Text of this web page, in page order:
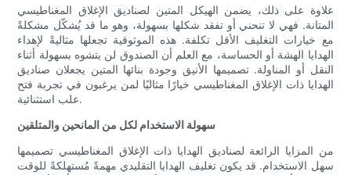
علاوة على ذلك، يضمن الهيكل المتين لصناديق الإغلاق المغناطيسي
المتانة. فهي لا تنحني أو تفقد شكلها بسهولة، وهو ما قد يُشكّل مشكلةً
مع خيارات التغليف الأقل تكلفة. هذه الموثوقية تجعلها مثاليةً لإهداء
الهدايا الهشة أو الحساسة، مع العلم أن الصندوق لن يتشوه بسهولة أثناء
النقل أو المناولة. تصميمها الأنيق وجودة بنائها المتين يجعلان صناديق
الهدايا ذات الإغلاق المغناطيسي خيارًا مثاليًا لمن يرغبون في تجربة فتح
علب استثنائية.
سهولة الاستخدام لكل من المانحين والمتلقين
من المزايا الرائعة لصناديق الهدايا ذات الإغلاق المغناطيسي تصميمها
سهل الاستخدام. قد يكون تغليف الهدايا التقليدي مهمةً مُستهلكةً للوقت